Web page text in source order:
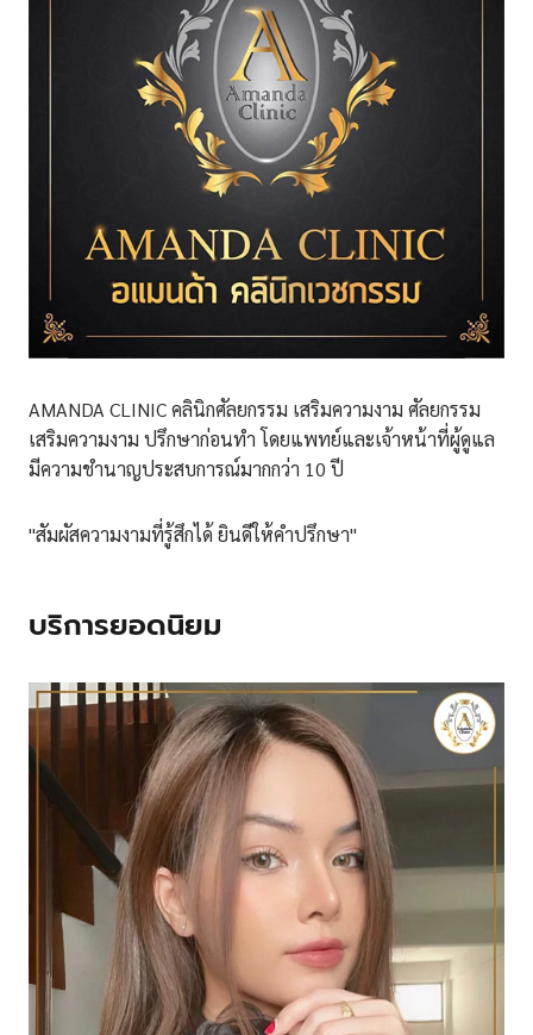
AMANDA CLINIC คลินิกศัลยกรรม เสริมความงาม ศัลยกรรม
เสริมความงาม ปรึกษาก่อนทำ โดยแพทย์และเจ้าหน้าที่ผู้ดูแล
มีความชำนาญประสบการณ์มากกว่า 10 ปี
"สัมผัสความงามที่รู้สึกได้ ยินดีให้คำปรึกษา"
บริการยอดนิยม